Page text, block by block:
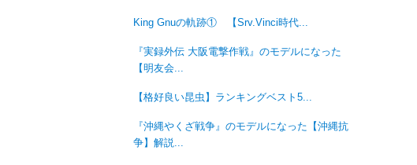
King Gnuの軌跡① 【Srv.Vinci時代...
『実録外伝 大阪電撃作戦』のモデルになった
【明友会...
【格好良い昆虫】ランキングベスト5...
『沖縄やくざ戦争』のモデルになった【沖縄抗
争】解説...